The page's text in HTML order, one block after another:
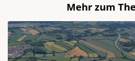
Mehr zum